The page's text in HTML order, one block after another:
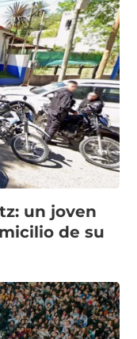
un joven
de su